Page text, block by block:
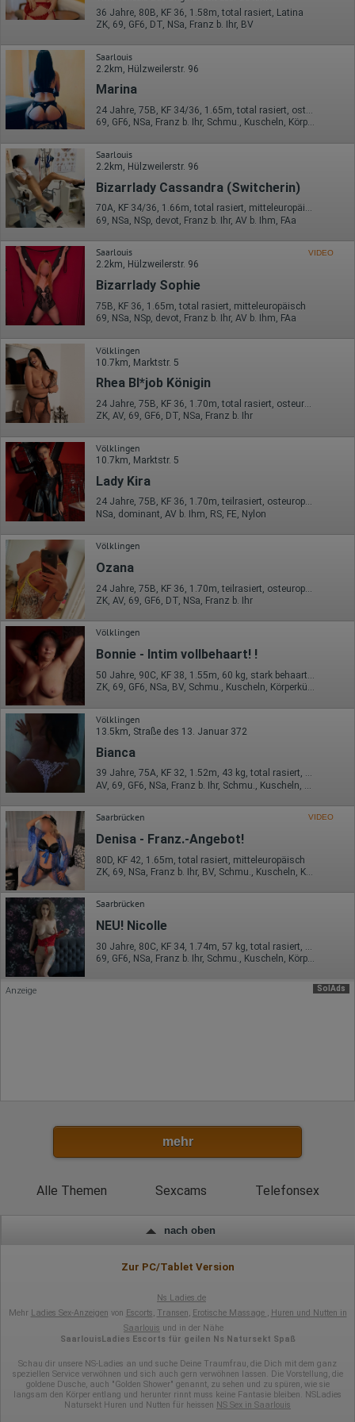
Webseiten sowie die von dem Browser übermittelte IP-Adresse
werden übertragen und gespeichert. Dabei können aus den
verarbeiteten Daten pseudonyme Nutzungsprofile der Nutzer
erstellt werden. Diese Informationen wird Google gegebenenfalls
auch an Dritte übertragen, sofern dies gesetzlich
vorgeschrieben wird oder, soweit Dritte diese Daten im Auftrag
von Google verarbeiten. Die IP-Adresse der Nutzer wird von
Google innerhalb von Mitgliedstaaten der Europäischen Union
oder in anderen Vertragsstaaten des Abkommens über den
Europäischen Wirtschaftsraum gekürzt, dies bedeutet, dass alle
Daten anonym erhoben werden. Nur in Ausnahmefällen wird die
volle IP-Adresse an einen Server von Google in den USA
übertragen und dort gekürzt. Die von dem Browser des Nutzers
übermittelte IP-Adresse wird nicht mit anderen Daten von Google
zusammengeführt.
Erhobene Informationen zum Besucherverhalten sind folgende:
Herkunft (Land und Stadt)
Sprache
Betriebssystem
Gerät (PC, Tablet-PC oder Smartphone)
Browser und alle verwendeten Add-ons
Auflösung des Computers
Besucherquelle (Facebook, Suchmaschine oder
verweisende Webseite)
Welche Videos angeschaut?
Wurden Werbebanner angeklickt?
Wohin ging der Besucher? Klickte er auf weitere Seiten des
Portals oder hat er sie komplett verlassen?
Wie lange blieb der Besucher?
Ort der Verarbeitung:
Hotjar
Wir nutzen Hotjar als Webanalysedient. Es wird verwendet, um
Daten über das Benutzerverhalten zu sammeln. Hotjar kann
auch im Rahmen von Umfragen und Feedbackfunktionen, die
auf unserer Website eingebunden sind, von Ihnen bereitgestellte
Informationen verarbeiten.
Herausgeber:
Hotjar Limited, Malta
Erhobene Daten:
Datum und Uhrzeit des Besuchs
Gerätetyp
Geografischer Standort
IP-Adresse
Mausbewegungen
Besuchte Seiten
Referrer URL
Bildschirmauflösung
Eindeutige Gerätekennung
Sprachinformationen
Gerätebestriebssystem
Browser-Typ
Klicks
Domain-Name
Eindeutige Benutzerkennung
Antworten auf Umfragen
Ort der Verarbeitung:
Europäische Union
Rechtliche Grundlage der Verarbeitung
Art. 6 Abs. 1 S. 1 lit. a DSGVO
36 Jahre, 80B, KF 36, 1.58m, total rasiert, Latina
ZK, 69, GF6, DT, NSa, Franz b. Ihr, BV
Saarlouis
2.2km, Hülzweilerstr. 96
Marina
24 Jahre, 75B, KF 34/36, 1.65m, total rasiert, osteuropäisch
69, GF6, NSa, Franz b. Ihr, Schmu., Kuscheln, Körperküs., AV b. Ihm
Saarlouis
2.2km, Hülzweilerstr. 96
Bizarrlady Cassandra (Switcherin)
70A, KF 34/36, 1.66m, total rasiert, mitteleuropäisch
69, NSa, NSp, devot, Franz b. Ihr, AV b. Ihm, FAa
Saarlouis VIDEO
2.2km, Hülzweilerstr. 96
Bizarrlady Sophie
75B, KF 36, 1.65m, total rasiert, mitteleuropäisch
69, NSa, NSp, devot, Franz b. Ihr, AV b. Ihm, FAa
Völklingen
10.7km, Marktstr. 5
Rhea Bl*job Königin
24 Jahre, 75B, KF 36, 1.70m, total rasiert, osteuropäisch
ZK, AV, 69, GF6, DT, NSa, Franz b. Ihr
Völklingen
10.7km, Marktstr. 5
Lady Kira
24 Jahre, 75B, KF 36, 1.70m, teilrasiert, osteuropäisch
NSa, dominant, AV b. Ihm, RS, FE, Nylon
Völklingen
Ozana
ZK, AV, 69, GF6, DT, NSa, Franz b. Ihr
Völklingen
Bonnie - Intim vollbehaart! !
50 Jahre, 90C, KF 38, 1.55m, 60 kg, stark behaart, osteuropäisch
ZK, 69, GF6, NSa, BV, Schmu., Kuscheln, Körperküs.
Völklingen
13.5km, Straße des 13. Januar 372
Bianca
39 Jahre, 75A, KF 32, 1.52m, 43 kg, total rasiert, Latina
Saarbrücken VIDEO
Denisa - Franz.-Angebot!
80D, KF 42, 1.65m, total rasiert, mitteleuropäisch
ZK, 69, NSa, Franz b. Ihr, BV, Schmu., Kuscheln, Körperküs.
Saarbrücken
NEU! Nicolle
30 Jahre, 80C, KF 34, 1.74m, 57 kg, total rasiert, osteuropäisch
69, GF6, NSa, Franz b. Ihr, Schmu., Kuscheln, Körperküs., AV b. Ihm
SolAds
Anzeige
mehr
Alle Themen Sexcams Telefonsex
nach oben
Zur PC/Tablet Version
Ns Ladies.de
Mehr Ladies Sex-Anzeigen von Escorts, Transen, Erotische Massage , Huren und Nutten in
Saarlouis und in der Nähe
SaarlouisLadies Escorts für geilen Ns Natursekt Spaß
Schau dir unsere NS-Ladies an und suche Deine Traumfrau, die Dich mit dem ganz
speziellen Service verwöhnen und sich auch gern verwöhnen lassen. Die Vorstellung, die
goldene Dusche, auch "Golden Shower" genannt, zu sehen und zu spüren, wie sie
langsam den Körper entlang und herunter rinnt muss keine Fantasie bleiben. NSLadies
Natursekt Huren und Nutten für heissen NS Sex in Saarlouis